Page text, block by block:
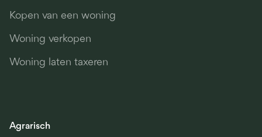
Kopen van een woning
Woning verkopen
Woning laten taxeren
Agrarisch